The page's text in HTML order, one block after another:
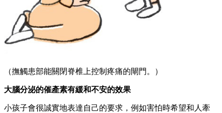
（撫觸患部能關閉脊椎上控制疼痛的閘門。）
大腦分泌的催產素有緩和不安的效果
小孩子會很誠實地表達自己的要求，例如害怕時希望和人牽